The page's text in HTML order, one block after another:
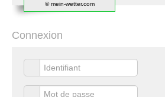
© mein-wetter.com
Connexion